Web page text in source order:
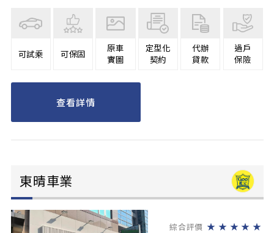
可試乘 可保固
原車
實圖
定型化
契約
代辦
貸款
過戶
保險
查看詳情
東晴車業
綜合評價 ★ ★ ★ ★ ★